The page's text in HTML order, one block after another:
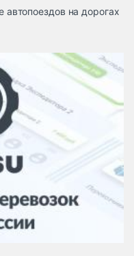
и
Дзен
на дорогах